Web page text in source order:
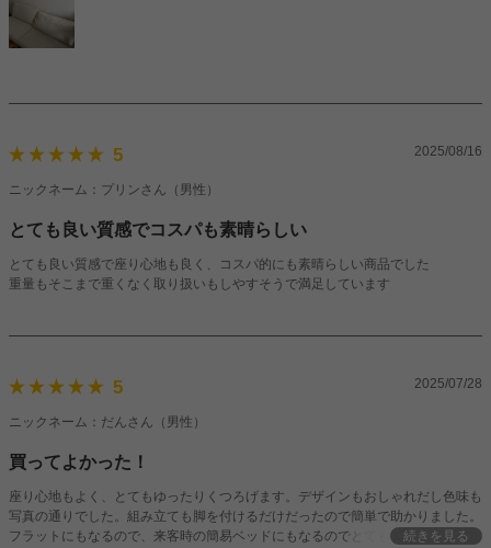
るのかもしれません。デザインや素材は可愛くて、コーデュロイといえど夏は気
になりませんでした。
クーポンゲットして、オットマンを追加購入したいと考えてます。
5 2025/08/16
ニックネーム：プリンさん（男性）
とても良い質感でコスパも素晴らしい
とても良い質感で座り心地も良く、コスパ的にも素晴らしい商品でした
重量もそこまで重くなく取り扱いもしやすそうで満足しています
5 2025/07/28
ニックネーム：だんさん（男性）
買ってよかった！
座り心地もよく、とてもゆったりくつろげます。デザインもおしゃれだし色味も
写真の通りでした。組み立ても脚を付けるだけだったので簡単で助かりました。
フラットにもなるので、来客時の簡易ベッドにもなるのでとても重宝してます。
続きを見る